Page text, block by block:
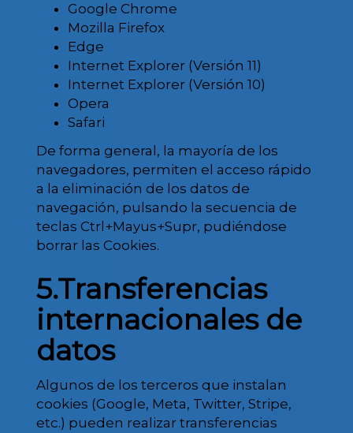
Google Chrome
Mozilla Firefox
Edge
Internet Explorer (Versión 11)
Internet Explorer (Versión 10)
Opera
Safari
De forma general, la mayoría de los
navegadores, permiten el acceso rápido
a la eliminación de los datos de
navegación, pulsando la secuencia de
teclas Ctrl+Mayus+Supr, pudiéndose
borrar las Cookies.
5.Transferencias
internacionales de
datos
Algunos de los terceros que instalan
cookies (Google, Meta, Twitter, Stripe,
etc.) pueden realizar transferencias